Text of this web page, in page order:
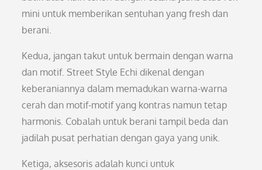
mini untuk memberikan sentuhan yang fresh dan
berani.
Kedua, jangan takut untuk bermain dengan warna
dan motif. Street Style Echi dikenal dengan
keberaniannya dalam memadukan warna-warna
cerah dan motif-motif yang kontras namun tetap
harmonis. Cobalah untuk berani tampil beda dan
jadilah pusat perhatian dengan gaya yang unik.
Ketiga, aksesoris adalah kunci untuk